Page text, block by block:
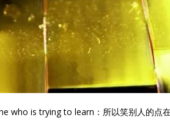
is trying to learn：所以笑别人的点